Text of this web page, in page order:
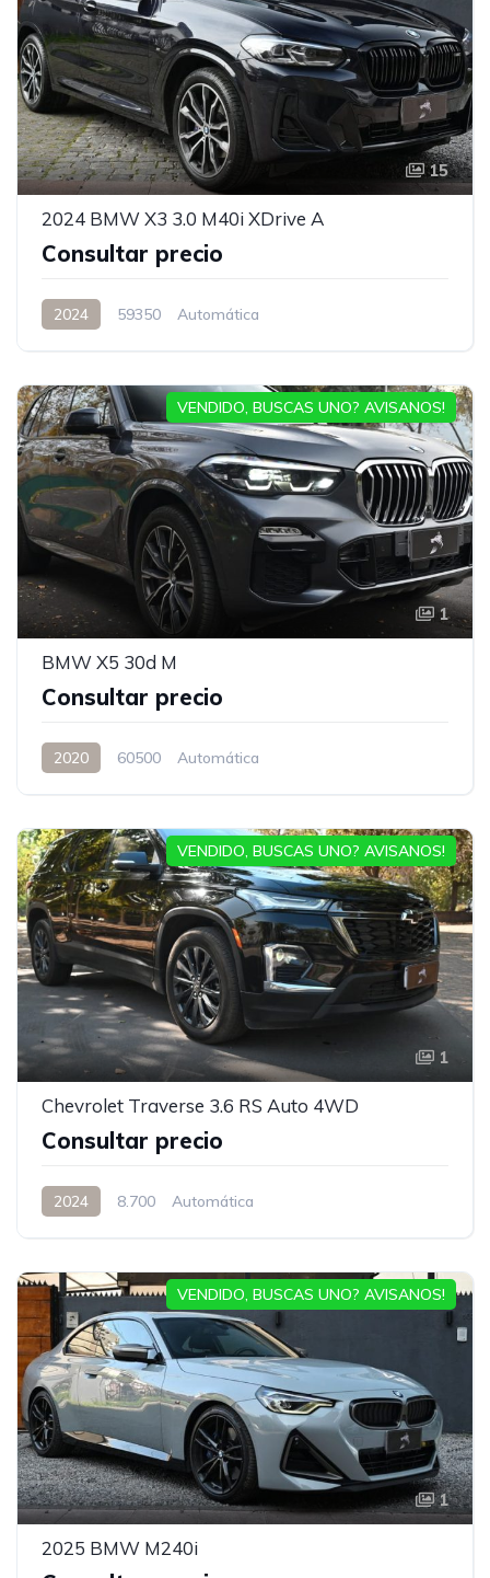
15
2024 BMW X3 3.0 M40i XDrive A
Consultar precio
2024 59350 Automática
1
BMW X5 30d M
Consultar precio
2020 60500 Automática
VENDIDO, BUSCAS UNO? AVISANOS!
1
Chevrolet Traverse 3.6 RS Auto 4WD
Consultar precio
2024 8.700 Automática
VENDIDO, BUSCAS UNO? AVISANOS!
1
2025 BMW M240i
VENDIDO, BUSCAS UNO? AVISANOS!